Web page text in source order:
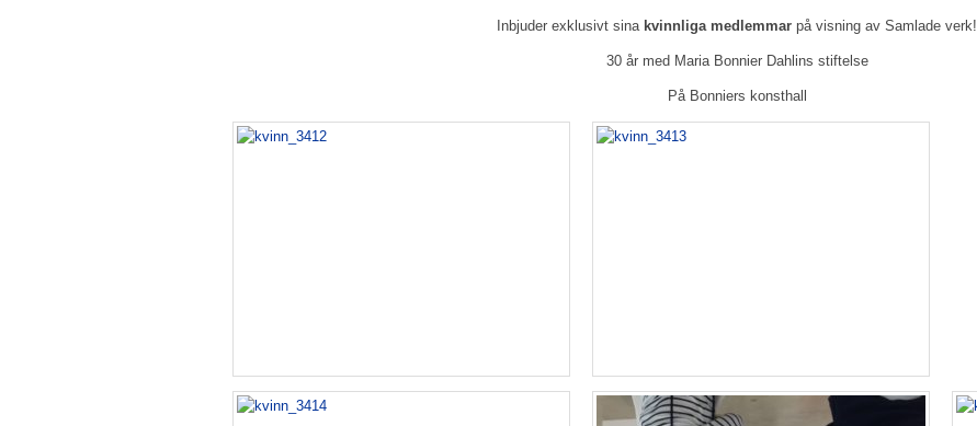
Inbjuder exklusivt sina kvinnliga medlemmar på visning av Samlade verk!
30 år med Maria Bonnier Dahlins stiftelse
På Bonniers konsthall